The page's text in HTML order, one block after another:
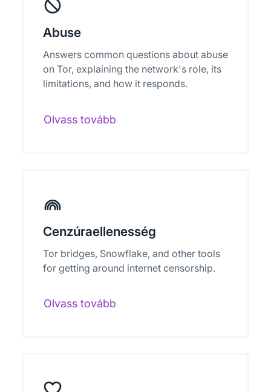
Abuse
Answers common questions about abuse
on Tor, explaining the network's role, its
limitations, and how it responds.
Olvass tovább
Cenzúraellenesség
Tor bridges, Snowflake, and other tools
for getting around internet censorship.
Olvass tovább